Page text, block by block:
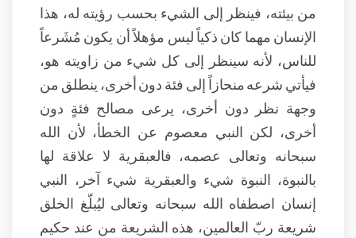
من بيئته، فينظر إلى الشيء بحسب رؤيته له، هذا
الإنسان مهما كان ذكياً ليس مؤهلاً أن يكون مُشَرعاً
للناس، لأنه سينظر إلى كل شيء من زاويته هو،
فيأتي شرعه منحازاً إلى فئة دون أخرى، ينطلق من
وجهة نظر دون أخرى، يرعى مصالح فئةٍ دون
أخرى، لكن النبي معصوم عن الخطأ، لأن الله
سبحانه وتعالى عصمه، فالعبقرية لا علاقة لها
بالنبوة، النبوة شيء والعبقرية شيء آخر، النبي
إنسان اصطفاه الله سبحانه وتعالى ليُبلّغ الخلق
شريعة ربّ العالمين، هذه الشريعة من عند حكيم